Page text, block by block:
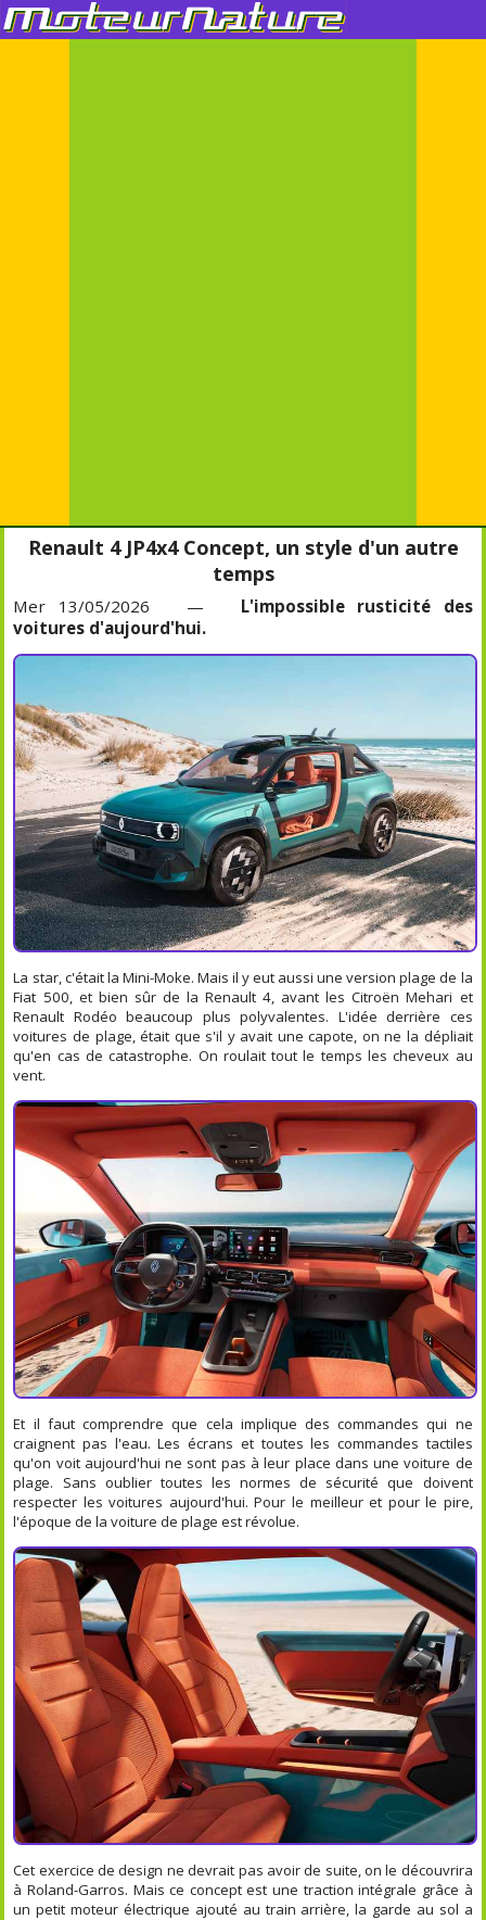
Renault 4 JP4x4 Concept, un style d'un autre
temps
Mer 13/05/2026 — L'impossible rusticité des
voitures d'aujourd'hui.
La star, c'était la Mini-Moke. Mais il y eut aussi une version plage de la
Fiat 500, et bien sûr de la Renault 4, avant les Citroën Mehari et
Renault Rodéo beaucoup plus polyvalentes. L'idée derrière ces
voitures de plage, était que s'il y avait une capote, on ne la dépliait
qu'en cas de catastrophe. On roulait tout le temps les cheveux au
vent.
Et il faut comprendre que cela implique des commandes qui ne
craignent pas l'eau. Les écrans et toutes les commandes tactiles
qu'on voit aujourd'hui ne sont pas à leur place dans une voiture de
plage. Sans oublier toutes les normes de sécurité que doivent
respecter les voitures aujourd'hui. Pour le meilleur et pour le pire,
l'époque de la voiture de plage est révolue.
Cet exercice de design ne devrait pas avoir de suite, on le découvrira
à Roland-Garros. Mais ce concept est une traction intégrale grâce à
un petit moteur électrique ajouté au train arrière, la garde au sol a